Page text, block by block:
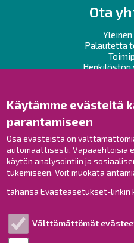
Käytämme evästeitä
parantamiseen
Osa evästeistä on
automaattisesti. Vapaaehtoisia
käytön analysointiin ja
tukemiseen. Voit muokata
tahansa Evästeasetukset-linkin
Välttämättömät
Ota
Palautetta
Raahe
Raahe
Raahe
Raahe
Esityslistat ja